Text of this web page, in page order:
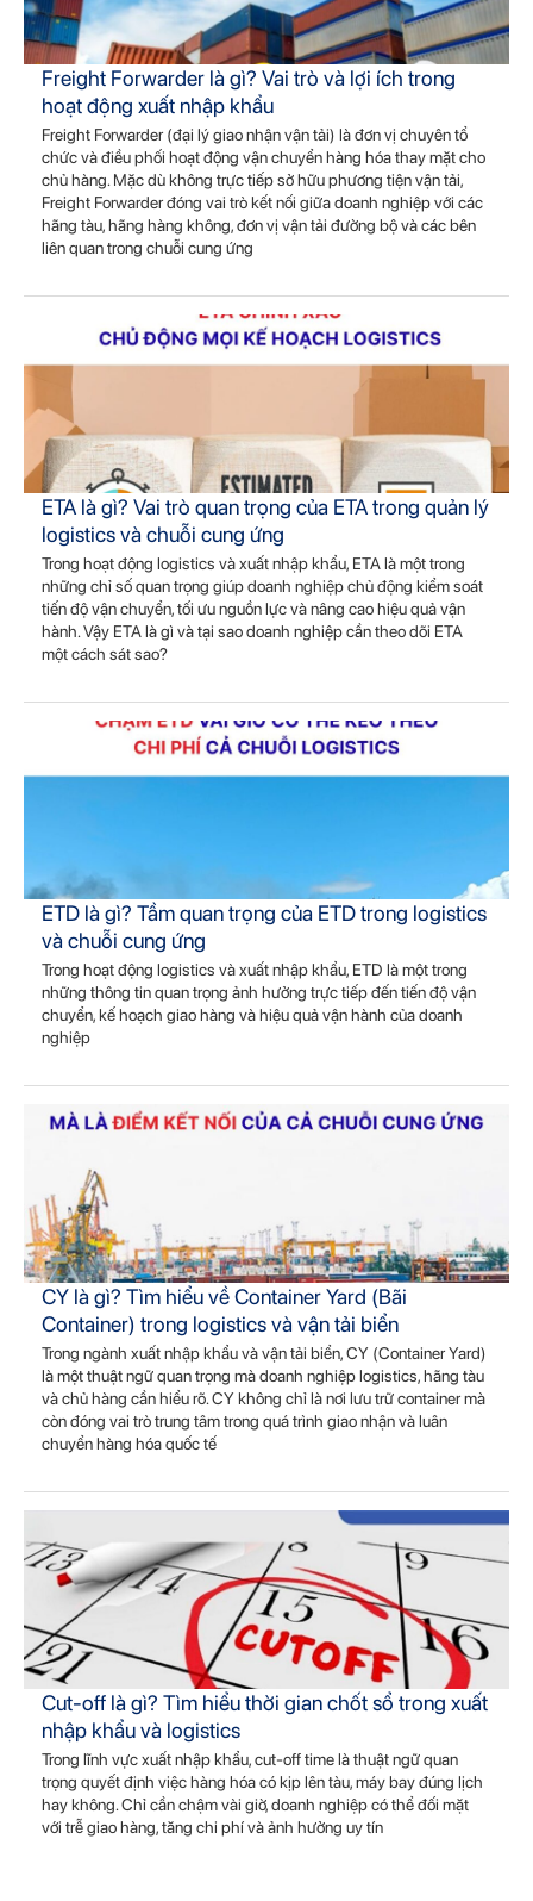
Freight Forwarder là gì? Vai trò và lợi ích trong
hoạt động xuất nhập khẩu
Freight Forwarder (đại lý giao nhận vận tải) là đơn vị chuyên tổ
chức và điều phối hoạt động vận chuyển hàng hóa thay mặt cho
chủ hàng. Mặc dù không trực tiếp sở hữu phương tiện vận tải,
Freight Forwarder đóng vai trò kết nối giữa doanh nghiệp với các
hãng tàu, hãng hàng không, đơn vị vận tải đường bộ và các bên
liên quan trong chuỗi cung ứng
ETA là gì? Vai trò quan trọng của ETA trong quản lý
logistics và chuỗi cung ứng
Trong hoạt động logistics và xuất nhập khẩu, ETA là một trong
những chỉ số quan trọng giúp doanh nghiệp chủ động kiểm soát
tiến độ vận chuyển, tối ưu nguồn lực và nâng cao hiệu quả vận
hành. Vậy ETA là gì và tại sao doanh nghiệp cần theo dõi ETA
một cách sát sao?
ETD là gì? Tầm quan trọng của ETD trong logistics
và chuỗi cung ứng
Trong hoạt động logistics và xuất nhập khẩu, ETD là một trong
những thông tin quan trọng ảnh hưởng trực tiếp đến tiến độ vận
chuyển, kế hoạch giao hàng và hiệu quả vận hành của doanh
nghiệp
CY là gì? Tìm hiểu về Container Yard (Bãi
Container) trong logistics và vận tải biển
Trong ngành xuất nhập khẩu và vận tải biển, CY (Container Yard)
là một thuật ngữ quan trọng mà doanh nghiệp logistics, hãng tàu
và chủ hàng cần hiểu rõ. CY không chỉ là nơi lưu trữ container mà
còn đóng vai trò trung tâm trong quá trình giao nhận và luân
chuyển hàng hóa quốc tế
Cut-off là gì? Tìm hiểu thời gian chốt sổ trong xuất
nhập khẩu và logistics
Trong lĩnh vực xuất nhập khẩu, cut-off time là thuật ngữ quan
trọng quyết định việc hàng hóa có kịp lên tàu, máy bay đúng lịch
hay không. Chỉ cần chậm vài giờ, doanh nghiệp có thể đối mặt
với trễ giao hàng, tăng chi phí và ảnh hưởng uy tín